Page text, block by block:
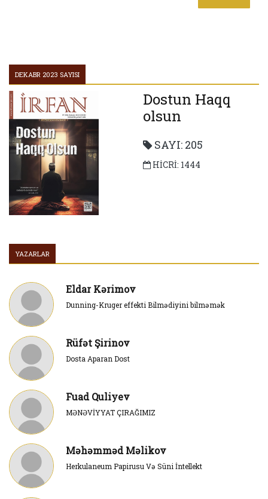
DEKABR 2023 SAYISI
Dostun Haqq
olsun
SAYI: 205
HİCRİ: 1444
YAZARLAR
Eldar Kərimov
Dunning-Kruger effekti Bilmədiyini bilməmək
Rüfət Şirinov
Dosta Aparan Dost
Fuad Quliyev
MƏNƏVİYYAT ÇIRAĞIMIZ
Məhəmməd Məlikov
Herkulaneum Papirusu Və Süni İntellekt